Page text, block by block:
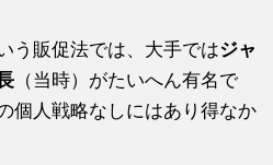
う販促法では、大手ではジャ
（当時）がたいへん有名で
個人戦略なしにはあり得なか